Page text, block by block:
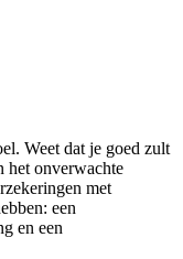
Weet dat je goed zult
het onverwachte
met
een
en een